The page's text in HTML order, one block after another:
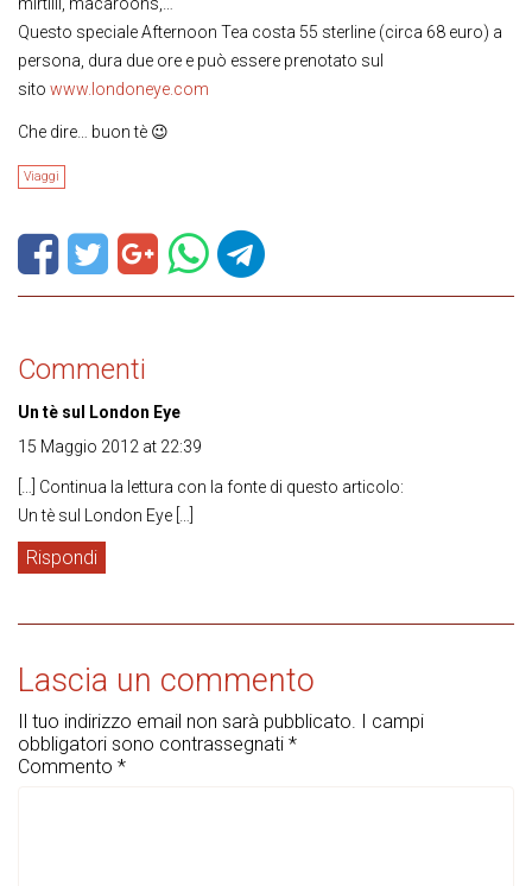
Questo speciale Afternoon Tea costa 55 sterline (circa 68 euro) a
persona, dura due ore e può essere prenotato sul
sito www.londoneye.com
Che dire… buon tè 😉
Viaggi
Commenti
Un tè sul London Eye
15 Maggio 2012 at 22:39
[…] Continua la lettura con la fonte di questo articolo:
Un tè sul London Eye […]
Rispondi
Lascia un commento
Il tuo indirizzo email non sarà pubblicato.
I campi
obbligatori sono contrassegnati *
Commento *